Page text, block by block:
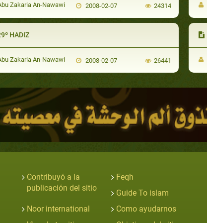
Zakaria An-Nawawi 2008-02-07 24314
HADIZ
Zakaria An-Nawawi 2008-02-07 26441
Contribuyó a la
publicación del sitio
Feqh
Guide To islam
Noor international
Como ayudarnos